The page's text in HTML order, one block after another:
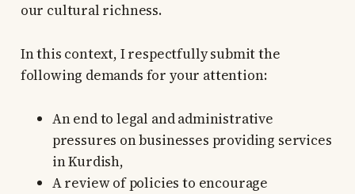
our cultural richness.
In this context, I respectfully submit the
following demands for your attention:
An end to legal and administrative
pressures on businesses providing services
in Kurdish,
A review of policies to encourage